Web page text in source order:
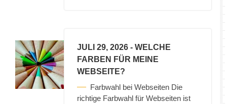
JULI 29, 2026 - WELCHE
FARBEN FÜR MEINE
WEBSEITE?
Farbwahl bei Webseiten Die
richtige Farbwahl für Webseiten ist